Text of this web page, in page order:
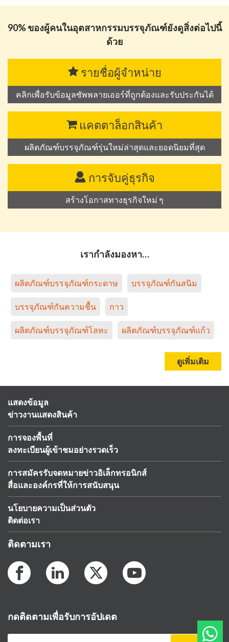
90% ของผู้คนในอุตสาหกรรมบรรจุภัณฑ์ยังดูสิ่งต่อไปนี้
ด้วย
รายชื่อผู้จำหน่าย
คลิกเพื่อรับข้อมูลซัพพลายเออร์ที่ถูกต้องและรับประกันได้
แคตตาล็อกสินค้า
ผลิตภัณฑ์บรรจุภัณฑ์รุ่นใหม่ล่าสุดและยอดนิยมที่สุด
การจับคู่ธุรกิจ
สร้างโอกาสทางธุรกิจใหม่ ๆ
เรากำลังมองหา…
ผลิตภัณฑ์บรรจุภัณฑ์กระดาษ บรรจุภัณฑ์กันสนิม
บรรจุภัณฑ์กันความชื้น กาว
ผลิตภัณฑ์บรรจุภัณฑ์โลหะ ผลิตภัณฑ์บรรจุภัณฑ์แก้ว
ดูเพิ่มเติม
แสดงข้อมูล
ข่าวงานแสดงสินค้า
การจองพื้นที่
ลงทะเบียนผู้เข้าชมอย่างรวดเร็ว
การสมัครรับจดหมายข่าวอิเล็กทรอนิกส์
สื่อและองค์กรที่ให้การสนับสนุน
นโยบายความเป็นส่วนตัว
ติดต่อเรา
ติดตามเรา
กดติดตามเพื่อรับการอัปเดต